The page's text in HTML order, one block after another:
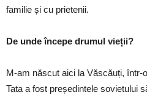
familie și cu prietenii.
De unde începe drumul vieții?
M-am născut aici la Văscăuți, într-
Tata a fost președintele sovietului